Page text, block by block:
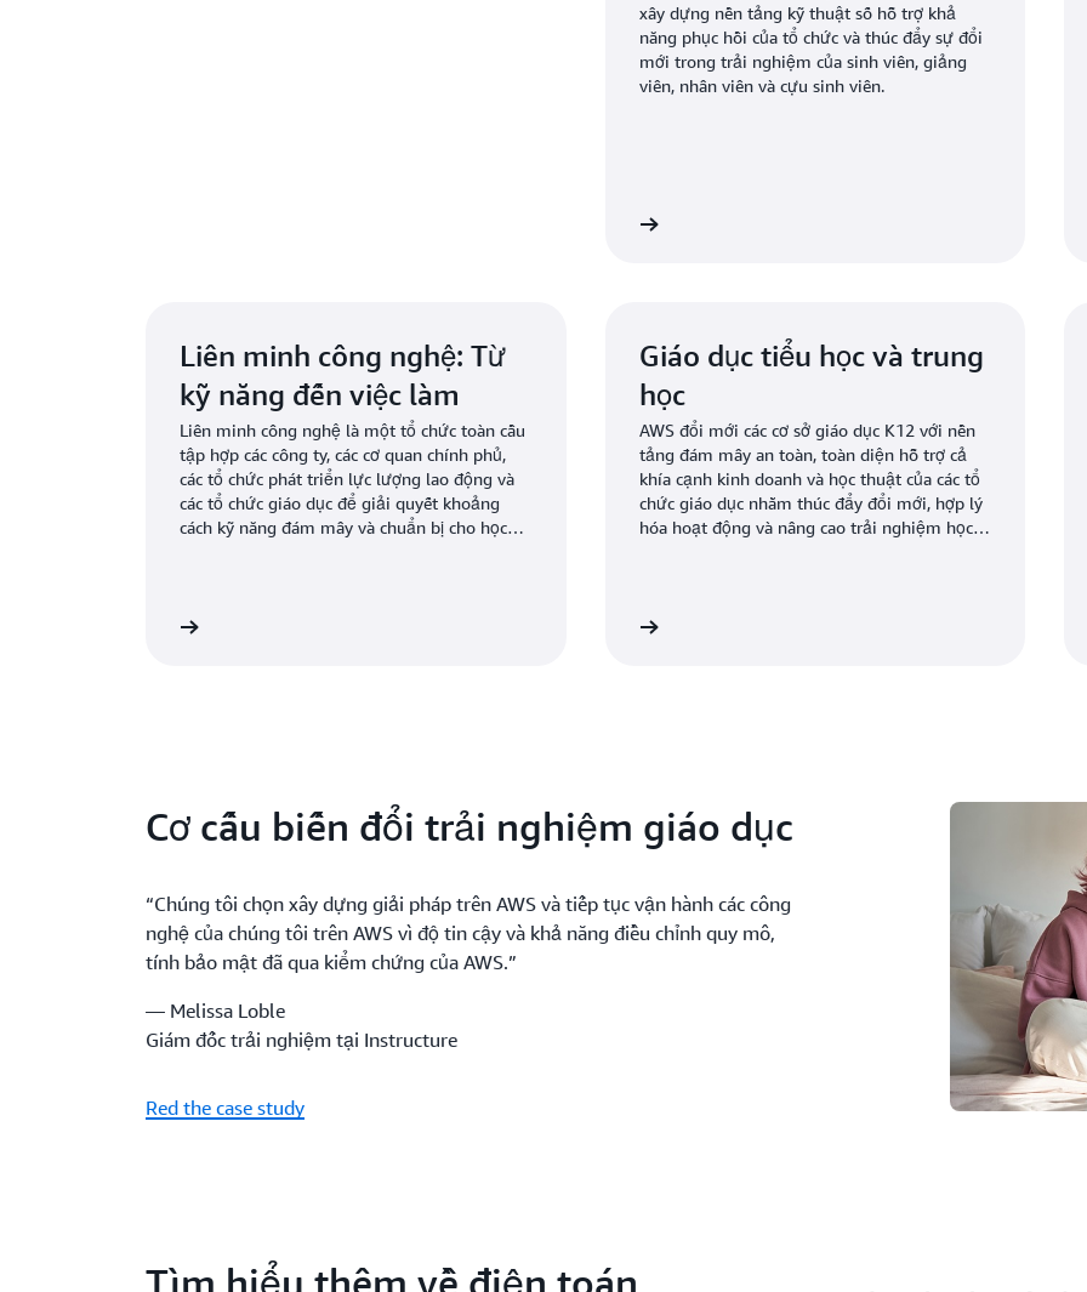
xây dựng nền tảng kỹ thuật số hỗ trợ khả
năng phục hồi của tổ chức và thúc đẩy sự đổi
mới trong trải nghiệm của sinh viên, giảng
viên, nhân viên và cựu sinh viên.
Tìm hiểu thêm về Nghiên cứu và điện toán kỹ thuật trên AWS
Liên minh công nghệ: Từ
kỹ năng đến việc làm
Liên minh công nghệ là một tổ chức toàn cầu
tập hợp các công ty, các cơ quan chính phủ,
các tổ chức phát triển lực lượng lao động và
các tổ chức giáo dục để giải quyết khoảng
cách kỹ năng đám mây và chuẩn bị cho học
Giáo dục tiểu học và trung
học
AWS đổi mới các cơ sở giáo dục K12 với nền
tảng đám mây an toàn, toàn diện hỗ trợ cả
khía cạnh kinh doanh và học thuật của các tổ
chức giáo dục nhằm thúc đẩy đổi mới, hợp lý
hóa hoạt động và nâng cao trải nghiệm học
Tìm hiểu thêm về AWS dành cho giáo dục tiểu học và trung học Tìm hiểu thêm về AWS dành cho công nghệ giáo dục
Cơ cấu biến đổi trải nghiệm giáo dục
“Chúng tôi chọn xây dựng giải pháp trên AWS và tiếp tục vận hành các công
nghệ của chúng tôi trên AWS vì độ tin cậy và khả năng điều chỉnh quy mô,
tính bảo mật đã qua kiểm chứng của AWS.”
— Melissa Loble
Giám đốc trải nghiệm tại Instructure
Red the case study
Tìm hiểu thêm về điện toán